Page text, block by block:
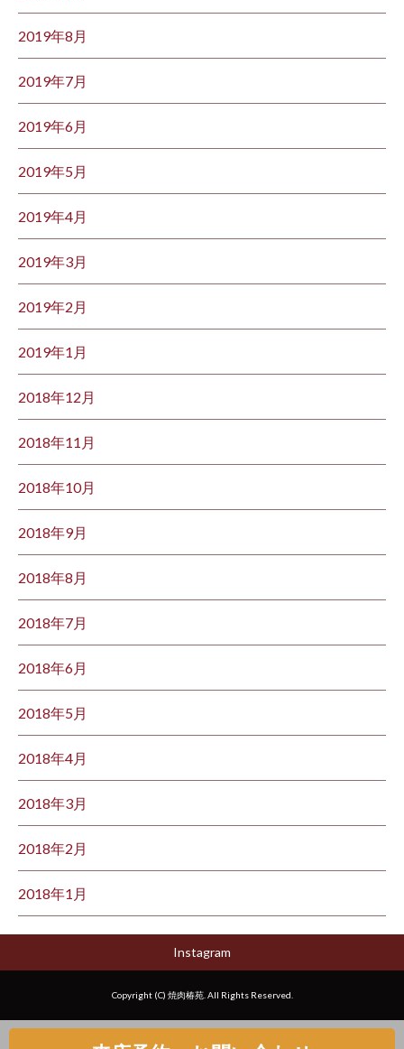
2019年8月
2019年7月
2019年6月
2019年5月
2019年4月
2019年3月
2019年2月
2019年1月
2018年12月
2018年11月
2018年10月
2018年9月
2018年8月
2018年7月
2018年6月
2018年5月
2018年4月
2018年3月
2018年2月
2018年1月
Instagram
Copyright (C) 焼肉椿苑. All Rights Reserved.